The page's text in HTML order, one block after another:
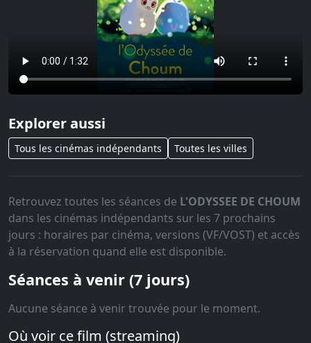
Explorer aussi
Tous les cinémas indépendants Toutes les villes
Retrouvez toutes les séances de L'ODYSSEE DE CHOUM
dans les cinémas indépendants sur les 7 prochains
jours : horaires par cinéma, versions (VF/VOST) et accès
à la réservation quand elle est disponible.
Séances à venir (7 jours)
Aucune séance à venir trouvée pour le moment.
Où voir ce film (streaming)